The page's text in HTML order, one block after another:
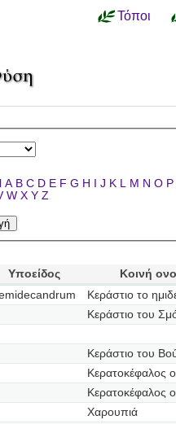
Τόποι
A B C D E F G H I J K L M N O P
W X Y Z
Υποείδος
Κοινή
Κεράστιο το
Κεράστιο του
Κεράστιο του
Κερατοκέφαλος
Κερατοκέφαλος
Χαρουπιά